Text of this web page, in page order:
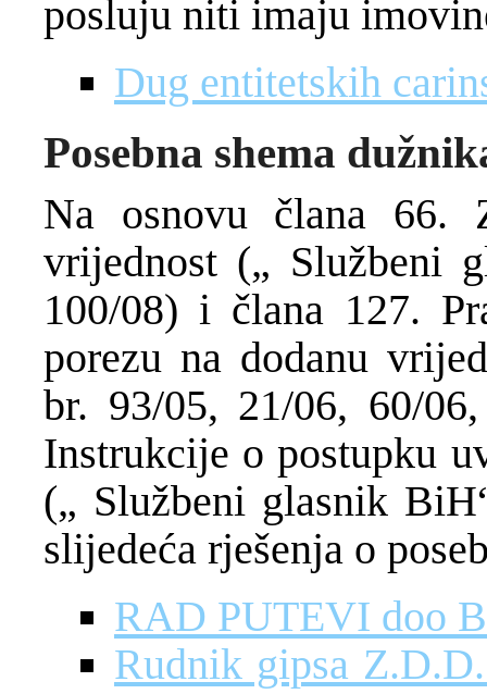
posluju niti imaju
Dug entitetskih
Posebna shema
Na osnovu člana 66.
vrijednost („ Službeni
100/08) i člana 127.
porezu na dodanu
br. 93/05, 21/06, 60/
Instrukcije o postupku
(„ Službeni glasnik
slijedeća rješenja o
RAD PUTEVI doo
Rudnik gipsa